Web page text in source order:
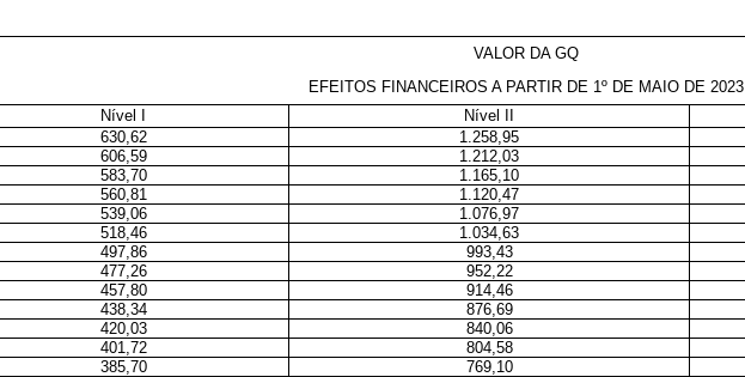
VALOR DA GQ
EFEITOS FINANCEIROS A PARTIR DE 1º DE MAIO DE 2023
Nível I
Nível II
630,62 1.258,95
606,59 1.212,03
583,70 1.165,10
560,81 1.120,47
539,06 1.076,97
518,46 1.034,63
497,86 993,43
477,26 952,22
457,80 914,46
438,34 876,69
420,03 840,06
401,72 804,58
385,70 769,10